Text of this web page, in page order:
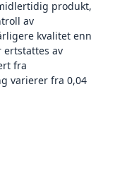
produkt,
av
kvalitet enn
ertstattes av
fra
varierer fra 0,04